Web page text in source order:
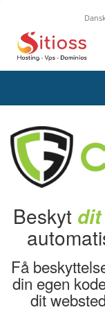
Beskyt
Få
din egen
dit